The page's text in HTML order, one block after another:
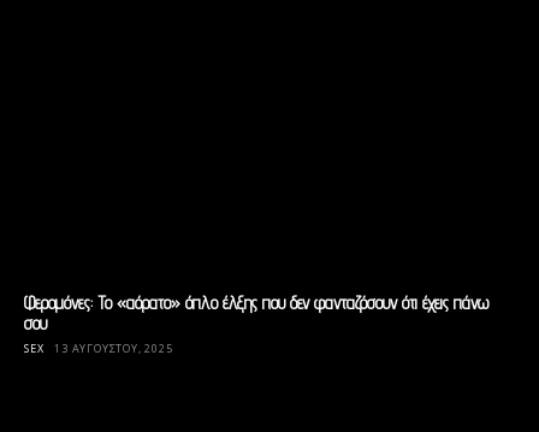
Φερομόνες: Το «αόρατο» όπλο έλξης που δεν φανταζόσουν ότι έχεις πάνω
σου
SEX 13 ΑΥΓΟΎΣΤΟΥ, 2025